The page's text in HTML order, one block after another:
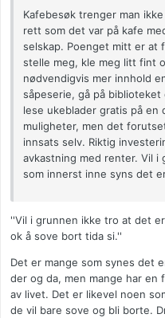
Kafebesøk trenger man
rett som det var på kafe
selskap. Poenget mitt er at
stelle meg, kle meg litt fint
nødvendigvis mer innhold
såpeserie, gå på
lese ukeblader gratis på en
muligheter, men det
innsats selv. Riktig
avkastning med renter. Vil
som innerst inne syns det
''Vil i grunnen ikke tro at det
ok å sove bort tida si.''
Det er mange som synes det
der og da, men mange har en
av livet. Det er likevel noen
de vil bare sove og bli borte.